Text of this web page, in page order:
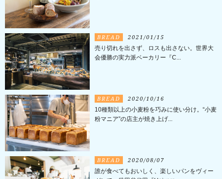
BREAD 2021/01/15
売り切れを出さず、ロスも出さない。世界大
会優勝の実力派ベーカリー『C...
BREAD 2020/10/16
10種類以上の小麦粉を巧みに使い分け。“小麦
粉マニア”の店主が焼き上げ...
BREAD 2020/08/07
誰が食べてもおいしく、楽しいパンをヴィー